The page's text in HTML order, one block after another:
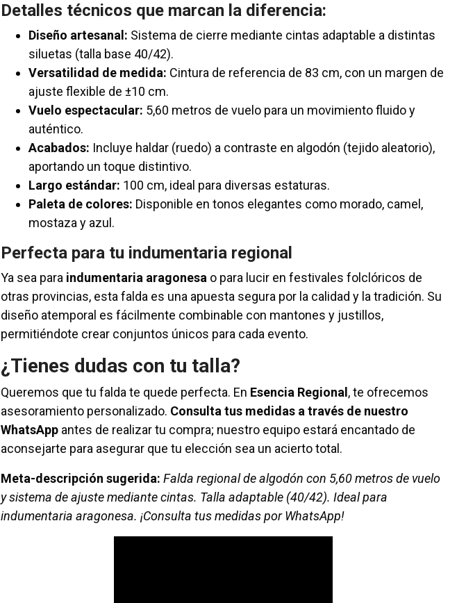
Detalles técnicos que marcan la diferencia:
Diseño artesanal: Sistema de cierre mediante cintas adaptable a distintas
siluetas (talla base 40/42).
Versatilidad de medida: Cintura de referencia de 83 cm, con un margen de
ajuste flexible de ±10 cm.
Vuelo espectacular: 5,60 metros de vuelo para un movimiento fluido y
auténtico.
Acabados: Incluye haldar (ruedo) a contraste en algodón (tejido aleatorio),
aportando un toque distintivo.
Largo estándar: 100 cm, ideal para diversas estaturas.
Paleta de colores: Disponible en tonos elegantes como morado, camel,
mostaza y azul.
Perfecta para tu indumentaria regional
Ya sea para indumentaria aragonesa o para lucir en festivales folclóricos de
otras provincias, esta falda es una apuesta segura por la calidad y la tradición. Su
diseño atemporal es fácilmente combinable con mantones y justillos,
permitiéndote crear conjuntos únicos para cada evento.
¿Tienes dudas con tu talla?
Queremos que tu falda te quede perfecta. En Esencia Regional , te ofrecemos
asesoramiento personalizado. Consulta tus medidas a través de nuestro
WhatsApp antes de realizar tu compra; nuestro equipo estará encantado de
aconsejarte para asegurar que tu elección sea un acierto total.
Meta-descripción sugerida: Falda regional de algodón con 5,60 metros de vuelo
y sistema de ajuste mediante cintas. Talla adaptable (40/42). Ideal para
indumentaria aragonesa. ¡Consulta tus medidas por WhatsApp!